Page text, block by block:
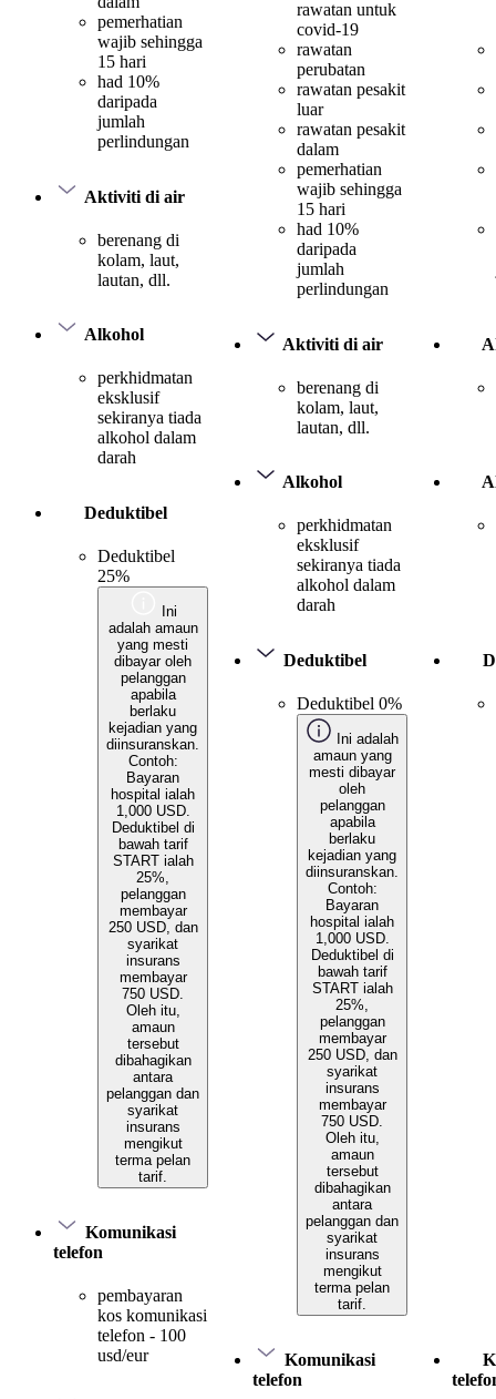
pemerhatian
wajib sehingga
15 hari
had 10%
daripada
jumlah
perlindungan
Aktiviti di air
berenang di
kolam, laut,
lautan, dll.
Alkohol
perkhidmatan
eksklusif
sekiranya tiada
alkohol dalam
darah
Deduktibel
Deduktibel
25%
Ini
adalah amaun
yang mesti
dibayar oleh
pelanggan
apabila
berlaku
kejadian yang
diinsuranskan.
Contoh:
Bayaran
hospital ialah
1,000 USD.
Deduktibel di
bawah tarif
START ialah
25%,
pelanggan
membayar
250 USD, dan
syarikat
insurans
membayar
750 USD.
Oleh itu,
amaun
tersebut
dibahagikan
antara
pelanggan dan
syarikat
insurans
mengikut
terma pelan
tarif.
Komunikasi
telefon
pembayaran
kos komunikasi
telefon - 100
usd/eur
rawatan untuk
covid-19
rawatan
perubatan
rawatan pesakit
luar
rawatan pesakit
dalam
pemerhatian
wajib sehingga
15 hari
had 10%
daripada
jumlah
perlindungan
Aktiviti di air
berenang di
kolam, laut,
lautan, dll.
Alkohol
perkhidmatan
eksklusif
sekiranya tiada
alkohol dalam
darah
Deduktibel
Deduktibel 0%
Ini adalah
amaun yang
mesti dibayar
oleh
pelanggan
apabila
berlaku
kejadian yang
diinsuranskan.
Contoh:
Bayaran
hospital ialah
1,000 USD.
Deduktibel di
bawah tarif
START ialah
25%,
pelanggan
membayar
250 USD, dan
syarikat
insurans
membayar
750 USD.
Oleh itu,
amaun
tersebut
dibahagikan
antara
pelanggan dan
syarikat
insurans
mengikut
terma pelan
tarif.
Komunikasi
telefon